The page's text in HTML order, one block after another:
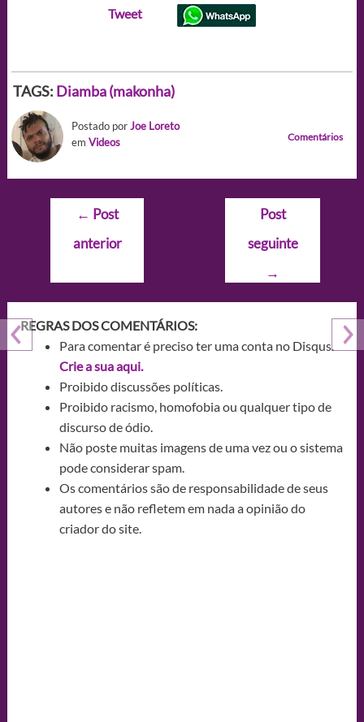
Tweet
TAGS: Diamba (makonha)
Postado porJoe Loreto
em Videos Comentários
Navegação
Post
← Post
anterior
Post
seguinte
→
REGRAS DOS COMENTÁRIOS:
Para comentar é preciso ter uma conta no Disqus.
Crie a sua aqui.
Proibido discussões políticas.
Proibido racismo, homofobia ou qualquer tipo de
discurso de ódio.
Não poste muitas imagens de uma vez ou o sistema
pode considerar spam.
Os comentários são de responsabilidade de seus
autores e não refletem em nada a opinião do
criador do site.